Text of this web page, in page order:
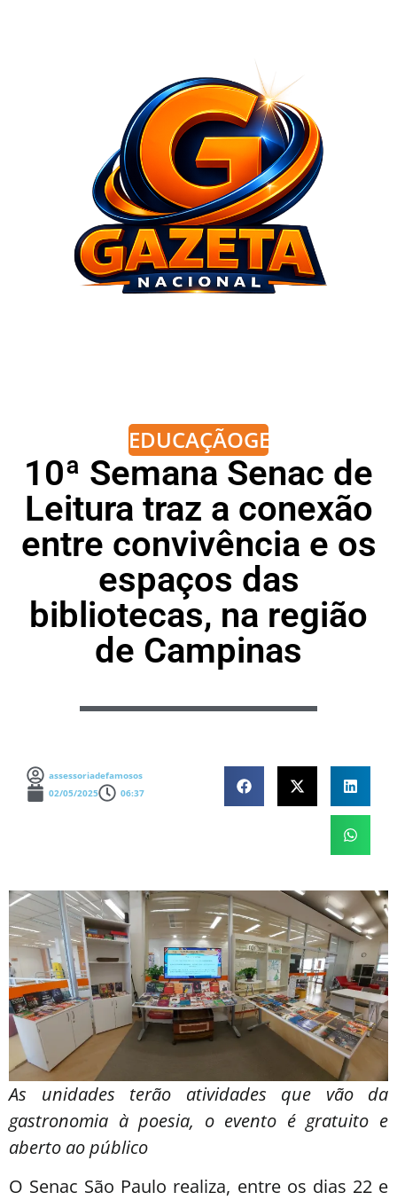
EDUCAÇÃOGERAL
10ª Semana Senac de
Leitura traz a conexão
entre convivência e os
espaços das
bibliotecas, na região
de Campinas
assessoriadefamosos
02/05/2025
06:37
As unidades terão atividades que vão da
gastronomia à poesia, o evento é gratuito e
aberto ao público
O Senac São Paulo realiza, entre os dias 22 e